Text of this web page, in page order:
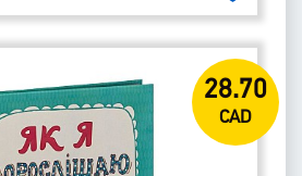
28.70
CAD